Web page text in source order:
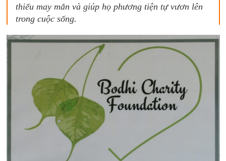
thiếu may mắn và giúp họ phương tiện tự vươn lên
trong cuộc sống.